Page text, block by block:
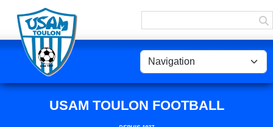
USAM TOULON FOOTBALL
Panneau de gestion des cookies